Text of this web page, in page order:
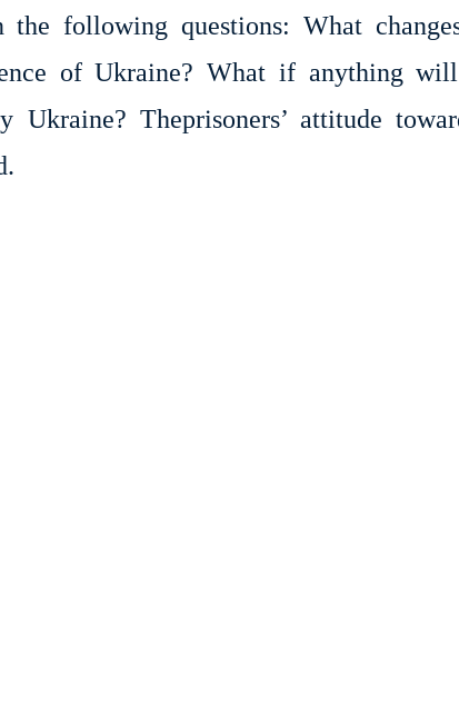
following questions: What
of Ukraine? What if anything
Ukraine? Theprisoners’ attitude